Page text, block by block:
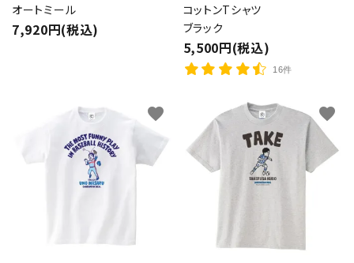
オートミール
7,920円(税込)
コットンTシャツ
ブラック
5,500円(税込)
16件
favorite favorite